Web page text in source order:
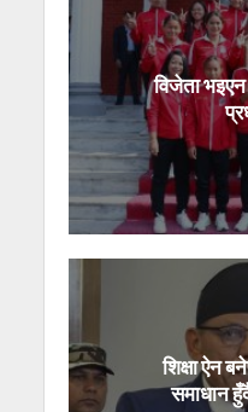
विजेता भइएन
शिक्षा ऐन
समाधान